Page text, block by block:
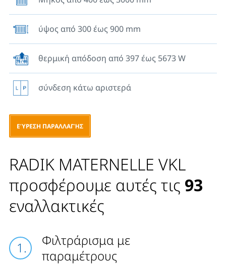
ασφαλή θερμοκρασία της μπροστινής επιφάνειας.
Δύο πάνω και δύο κάτω κρεμαστράκια είναι
κολλημένα στο πίσω μέρος του σώματος. Τα σώματα
με μήκος 1800 mm και πάνω έχουν έξι κρεμαστράκια.
ύψος από 300 έως 900 mm
θερμική απόδοση από 397 έως 5673 W
σύνδεση κάτω αριστερά
ΕΎΡΕΣΗ ΠΑΡΑΛΛΑΓΉΣ
RADIK MATERNELLE VKL
προσφέρουμε αυτές τις 93
εναλλακτικές
Φιλτράρισμα με
παραμέτρους